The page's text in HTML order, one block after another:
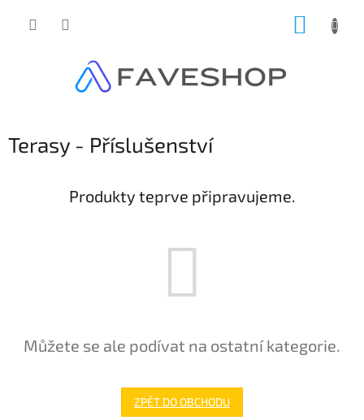
Terasy - Příslušenství
Produkty teprve připravujeme.
Můžete se ale podívat na ostatní kategorie.
ZPĚT DO OBCHODU